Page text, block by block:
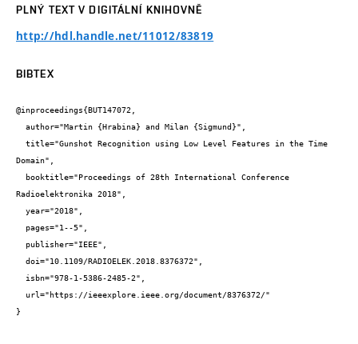
PLNÝ TEXT V DIGITÁLNÍ KNIHOVNĚ
http://hdl.handle.net/11012/83819
BIBTEX
@inproceedings{BUT147072,
Domain",
Radioelektronika 2018",
}